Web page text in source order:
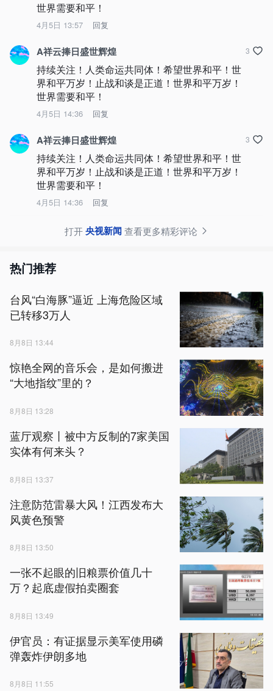
世界需要和平！
4月5日 13:57 回复
A祥云捧日盛世辉煌
持续关注！人类命运共同体！希望世界和平！世
界和平万岁！止战和谈是正道！世界和平万岁！
世界需要和平！
4月5日 14:36 回复
3
A祥云捧日盛世辉煌
持续关注！人类命运共同体！希望世界和平！世
界和平万岁！止战和谈是正道！世界和平万岁！
世界需要和平！
4月5日 14:36 回复
3
打开央视新闻查看更多精彩评论
热门推荐
台风“白海豚”逼近 上海危险区域
已转移3万人
8月8日 13:44
惊艳全网的音乐会，是如何搬进
“大地指纹”里的？
8月8日 13:28
蓝厅观察丨被中方反制的7家美国
实体有何来头？
8月8日 13:37
注意防范雷暴大风！江西发布大
风黄色预警
8月8日 13:50
一张不起眼的旧粮票价值几十
万？起底虚假拍卖圈套
8月8日 13:49
伊官员：有证据显示美军使用磷
弹轰炸伊朗多地
8月8日 11:55